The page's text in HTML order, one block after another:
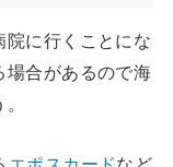
院に行くことにな
場合があるので海